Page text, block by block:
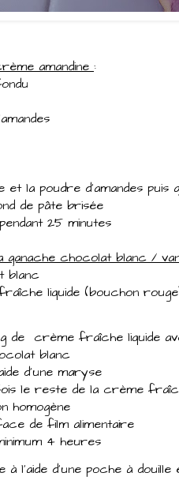
amandine :
et la poudre d'amandes
de pâte brisée
25 minutes
ganache chocolat blanc /
blanc
liquide (bouchon
de crème fraîche liquide
blanc
d'une maryse
le reste de la crème
homogène
de film alimentaire
4 heures
à l'aide d'une poche à